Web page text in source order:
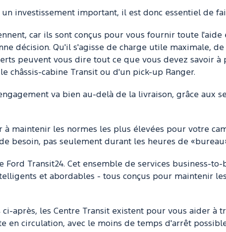
investissement important, il est donc essentiel de
car ils sont conçus pour vous fournir toute l'aide
décision. Qu'il s'agisse de charge utile maximale,
peuvent vous dire tout ce que vous devez savoir à
châssis-cabine Transit ou d'un pick-up Ranger.
va bien au-delà de la livraison, grâce aux
à maintenir les normes les plus élevées pour votre
besoin, pas seulement durant les heures de
Transit24. Cet ensemble de services business-
et abordables - tous conçus pour maintenir
après, les Centre Transit existent pour vous aider à
en circulation, avec le moins de temps d'arrêt